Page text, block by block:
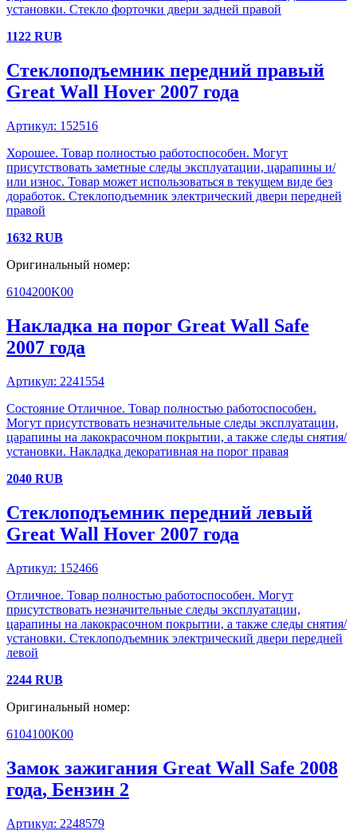
установки. Стекло форточки двери задней правой
1122 RUB
Стеклоподъемник передний правый
Great Wall Hover 2007 года
Артикул: 152516
Хорошее. Товар полностью работоспособен. Могут
присутствовать заметные следы эксплуатации, царапины и/
или износ. Товар может использоваться в текущем виде без
доработок. Стеклоподъемник электрический двери передней
правой
1632 RUB
Оригинальный номер:
6104200K00
Накладка на порог Great Wall Safe
2007 года
Артикул: 2241554
Состояние Отличное. Товар полностью работоспособен.
Могут присутствовать незначительные следы эксплуатации,
царапины на лакокрасочном покрытии, а также следы снятия/
установки. Накладка декоративная на порог правая
2040 RUB
Стеклоподъемник передний левый
Great Wall Hover 2007 года
Артикул: 152466
Отличное. Товар полностью работоспособен. Могут
присутствовать незначительные следы эксплуатации,
царапины на лакокрасочном покрытии, а также следы снятия/
установки. Стеклоподъемник электрический двери передней
левой
2244 RUB
Оригинальный номер:
6104100K00
Замок зажигания Great Wall Safe 2008
года, Бензин 2
Артикул: 2248579